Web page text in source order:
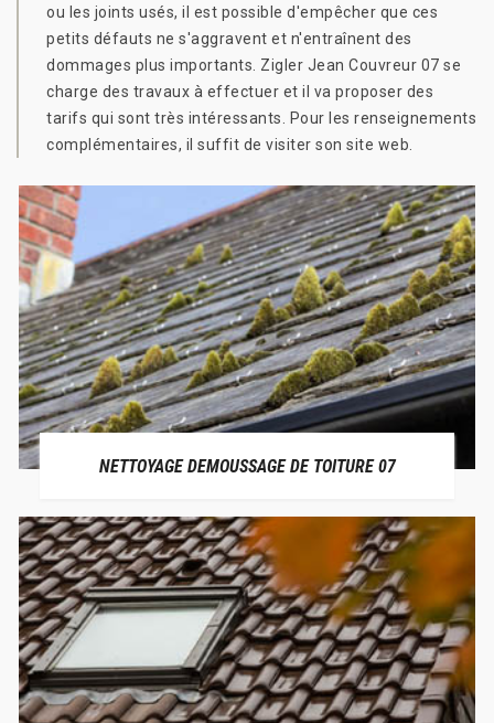
ou les joints usés, il est possible d'empêcher que ces
petits défauts ne s'aggravent et n'entraînent des
dommages plus importants. Zigler Jean Couvreur 07 se
charge des travaux à effectuer et il va proposer des
tarifs qui sont très intéressants. Pour les renseignements
complémentaires, il suffit de visiter son site web.
NETTOYAGE DEMOUSSAGE DE TOITURE 07